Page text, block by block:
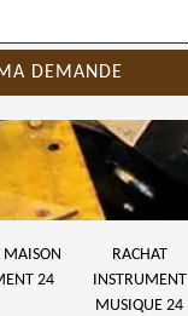
MAISON
24
RACHAT
INSTRUMENT
MUSIQUE 24